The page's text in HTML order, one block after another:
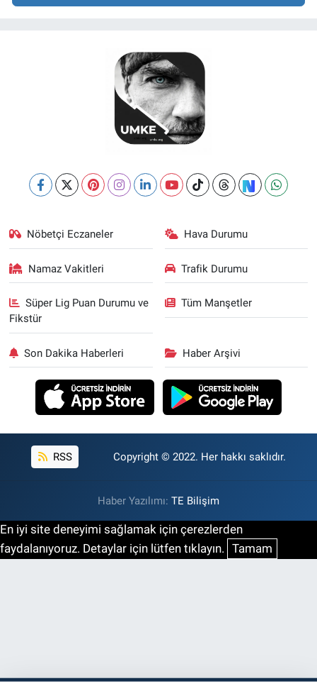
Nöbetçi Eczaneler Hava Durumu
Namaz Vakitleri Trafik Durumu
Süper Lig Puan Durumu ve
Fikstür
Tüm Manşetler
Son Dakika Haberleri Haber Arşivi
RSS Copyright © 2022. Her hakkı saklıdır.
Haber Yazılımı: TE Bilişim
En iyi site deneyimi sağlamak için çerezlerden
faydalanıyoruz. Detaylar için lütfen tıklayın. Tamam